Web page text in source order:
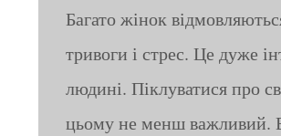
Багато жінок
тривоги і стрес. Це дуже
людині. Піклуватися про
цьому не менш важливий. В